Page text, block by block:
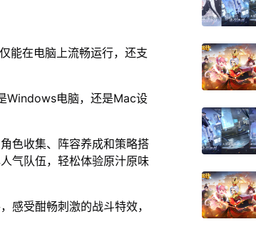
能在电脑上流畅运行，还支
Windows电脑，还是Mac设
色收集、阵容养成和策略搭
气队伍，轻松体验原汁原味
感受酣畅刺激的战斗特效，